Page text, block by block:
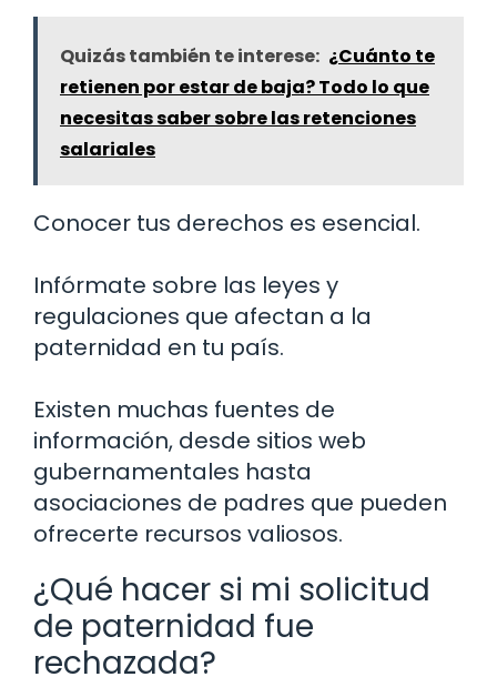
Quizás también te interese: ¿Cuánto te
retienen por estar de baja? Todo lo que
necesitas saber sobre las retenciones
salariales
Conocer tus derechos es esencial.
Infórmate sobre las leyes y
regulaciones que afectan a la
paternidad en tu país.
Existen muchas fuentes de
información, desde sitios web
gubernamentales hasta
asociaciones de padres que pueden
ofrecerte recursos valiosos.
¿Qué hacer si mi solicitud
de paternidad fue
rechazada?